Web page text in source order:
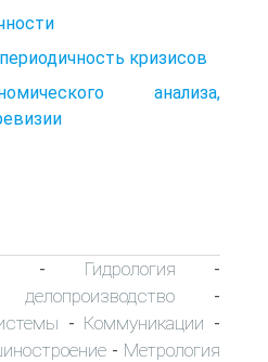
кризисов
анализа,
- Гидрология -
делопроизводство-
- Коммуникации -
- Метрология